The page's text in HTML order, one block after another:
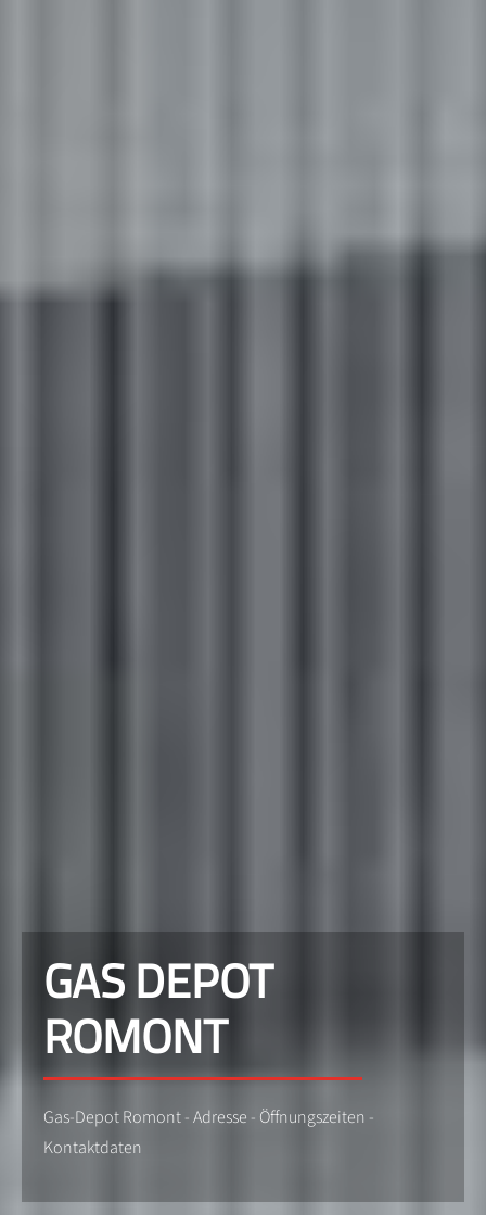
GAS DEPOT
ROMONT
Gas-Depot Romont - Adresse - Öffnungszeiten -
Kontaktdaten